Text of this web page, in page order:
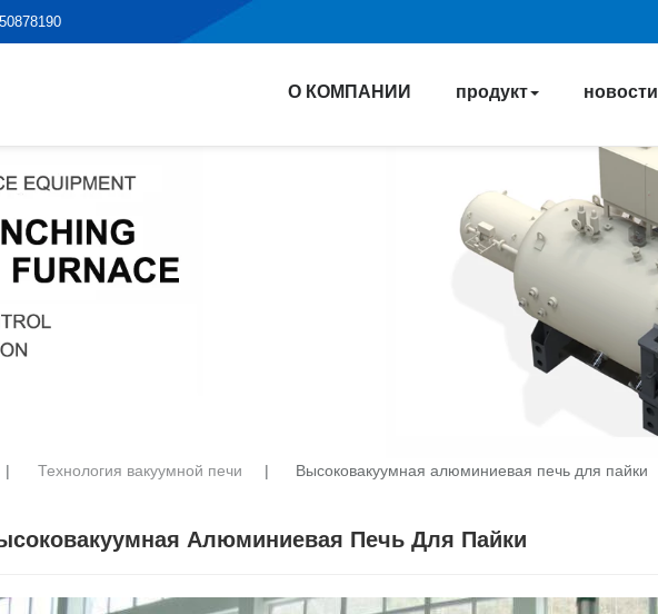
О КОМПАНИИ продукт новости
Технология вакуумной печи Высоковакуумная алюминиевая печь для пайки
Алюминиевая Печь Для Пайки